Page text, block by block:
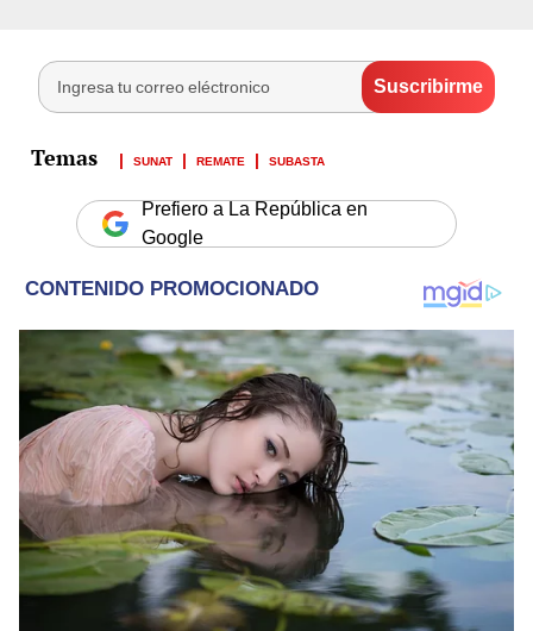
SUNAT REMATE SUBASTA
Prefiero a La República en
Google